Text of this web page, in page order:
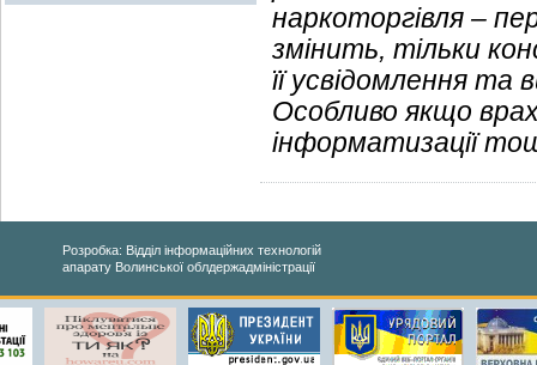
наркоторгівля –
змінить, тільки
її усвідомлення
Особливо якщо
інформатизації
Розробка: Відділ інформаційних технологій
апарату Волинської облдержадміністрації